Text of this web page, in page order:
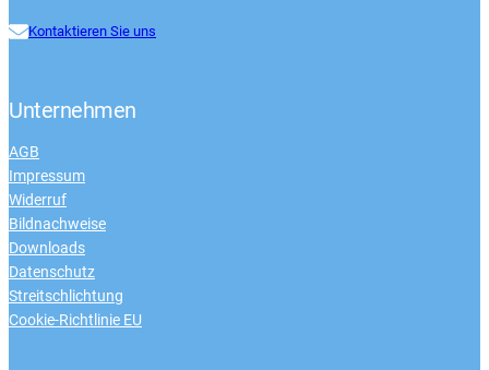
Kontaktieren Sie uns
Unternehmen
AGB
Impressum
Widerruf
Bildnachweise
Downloads
Datenschutz
Streitschlichtung
Cookie-Richtlinie EU